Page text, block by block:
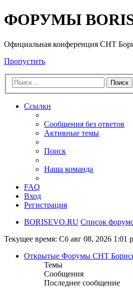
ФОРУМЫ
Официальная конференция СНТ
Пропустить
Поиск
Ссылки
Сообщения без ответов
Активные темы
Поиск
Наша команда
FAQ
Вход
Регистрация
BORISEVO.RU Список
Текущее время: Сб авг 08, 2026 1:01
Открытые Форумы СНТ
Темы
Сообщения
Последнее сообщение